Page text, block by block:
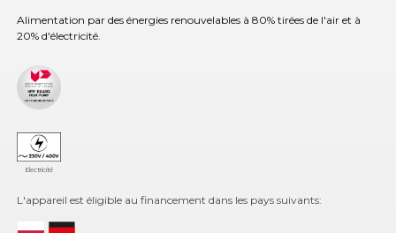
Alimentation par des énergies renouvelables à 80% tirées de l'air et à
20% d'électricité.
Electricité
L'appareil est éligible au financement dans les pays suivants: